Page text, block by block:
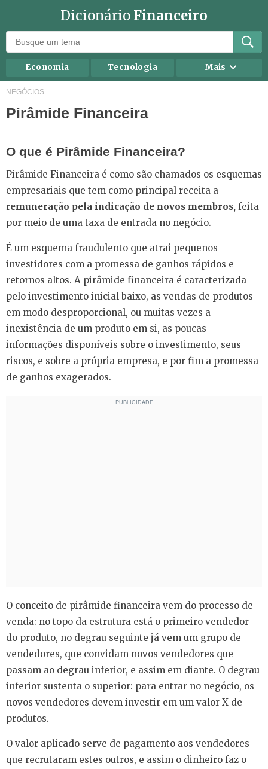
Dicionário Financeiro
Economia Tecnologia Mais
Recursos humanos
Negócios
Carreira
Marketing
Contabilidade
Finanças Pessoais
NEGÓCIOS
Pirâmide Financeira
O que é Pirâmide Financeira?
Pirâmide Financeira é como são chamados os esquemas
empresariais que tem como principal receita a
remuneração pela indicação de novos membros, feita
por meio de uma taxa de entrada no negócio.
É um esquema fraudulento que atrai pequenos
investidores com a promessa de ganhos rápidos e
retornos altos. A pirâmide financeira é caracterizada
pelo investimento inicial baixo, as vendas de produtos
em modo desproporcional, ou muitas vezes a
inexistência de um produto em si, as poucas
informações disponíveis sobre o investimento, seus
riscos, e sobre a própria empresa, e por fim a promessa
de ganhos exagerados.
O conceito de pirâmide financeira vem do processo de
venda: no topo da estrutura está o primeiro vendedor
do produto, no degrau seguinte já vem um grupo de
vendedores, que convidam novos vendedores que
passam ao degrau inferior, e assim em diante. O degrau
inferior sustenta o superior: para entrar no negócio, os
novos vendedores devem investir em um valor X de
produtos.
O valor aplicado serve de pagamento aos vendedores
que recrutaram estes outros, e assim o dinheiro faz o